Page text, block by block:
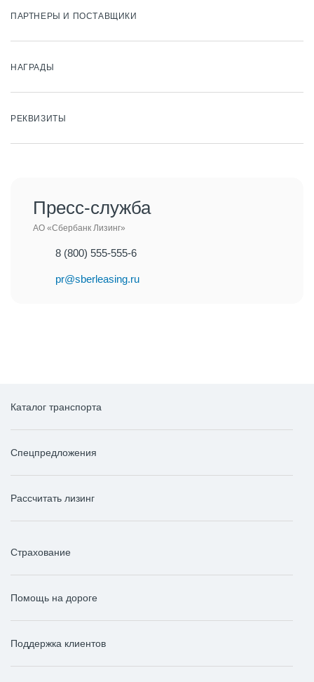
ПАРТНЕРЫ И ПОСТАВЩИКИ
НАГРАДЫ
РЕКВИЗИТЫ
Пресс-служба
АО «Сбербанк Лизинг»
8 (800) 555-555-6
pr@sberleasing.ru
Каталог транспорта
Спецпредложения
Рассчитать лизинг
Страхование
Помощь на дороге
Поддержка клиентов